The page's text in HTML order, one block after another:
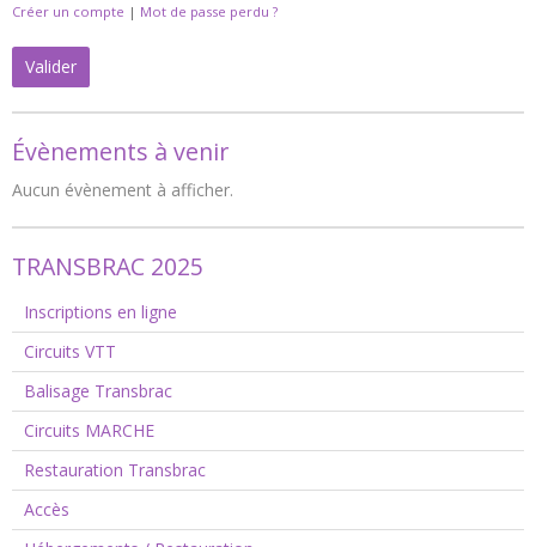
Créer un compte | Mot de passe perdu ?
Valider
Évènements à venir
Aucun évènement à afficher.
TRANSBRAC 2025
Inscriptions en ligne
Circuits VTT
Balisage Transbrac
Circuits MARCHE
Restauration Transbrac
Accès